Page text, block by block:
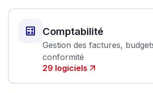
Comptabilité
Gestion des factures,
conformité
29 logiciels